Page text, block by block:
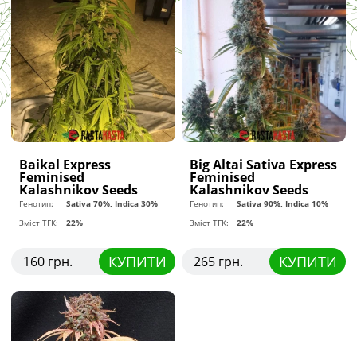
Baikal Express
Feminised
Kalashnikov Seeds
Генотип:
Sativa 70%, Indica 30%
Зміст ТГК:
22%
160 грн. КУПИТИ
Big Altai Sativa Express
Feminised
Kalashnikov Seeds
Генотип:
Sativa 90%, Indica 10%
Зміст ТГК:
22%
265 грн. КУПИТИ